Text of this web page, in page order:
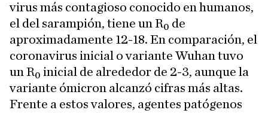
virus más contagioso conocido en humanos,
el del sarampión, tiene un R₀ de
aproximadamente 12-18. En comparación, el
coronavirus inicial o variante Wuhan tuvo
un R₀ inicial de alrededor de 2-3, aunque la
variante ómicron alcanzó cifras más altas.
Frente a estos valores, agentes patógenos